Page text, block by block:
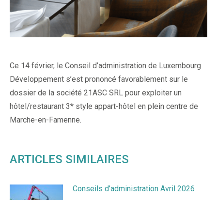
Ce 14 février, le Conseil d’administration de Luxembourg
Développement s’est prononcé favorablement sur le
dossier de la société 21ASC SRL pour exploiter un
hôtel/restaurant 3* style appart-hôtel en plein centre de
Marche-en-Famenne.
ARTICLES SIMILAIRES
Conseils d’administration Avril 2026